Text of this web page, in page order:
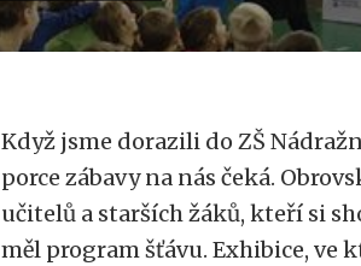
Když jsme dorazili do ZŠ
porce zábavy na nás čeká.
učitelů a starších žáků, kteří si
měl program šťávu. Exhibice, ve